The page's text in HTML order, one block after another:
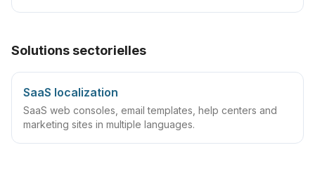
Solutions sectorielles
SaaS localization
SaaS web consoles, email templates, help centers and
marketing sites in multiple languages.